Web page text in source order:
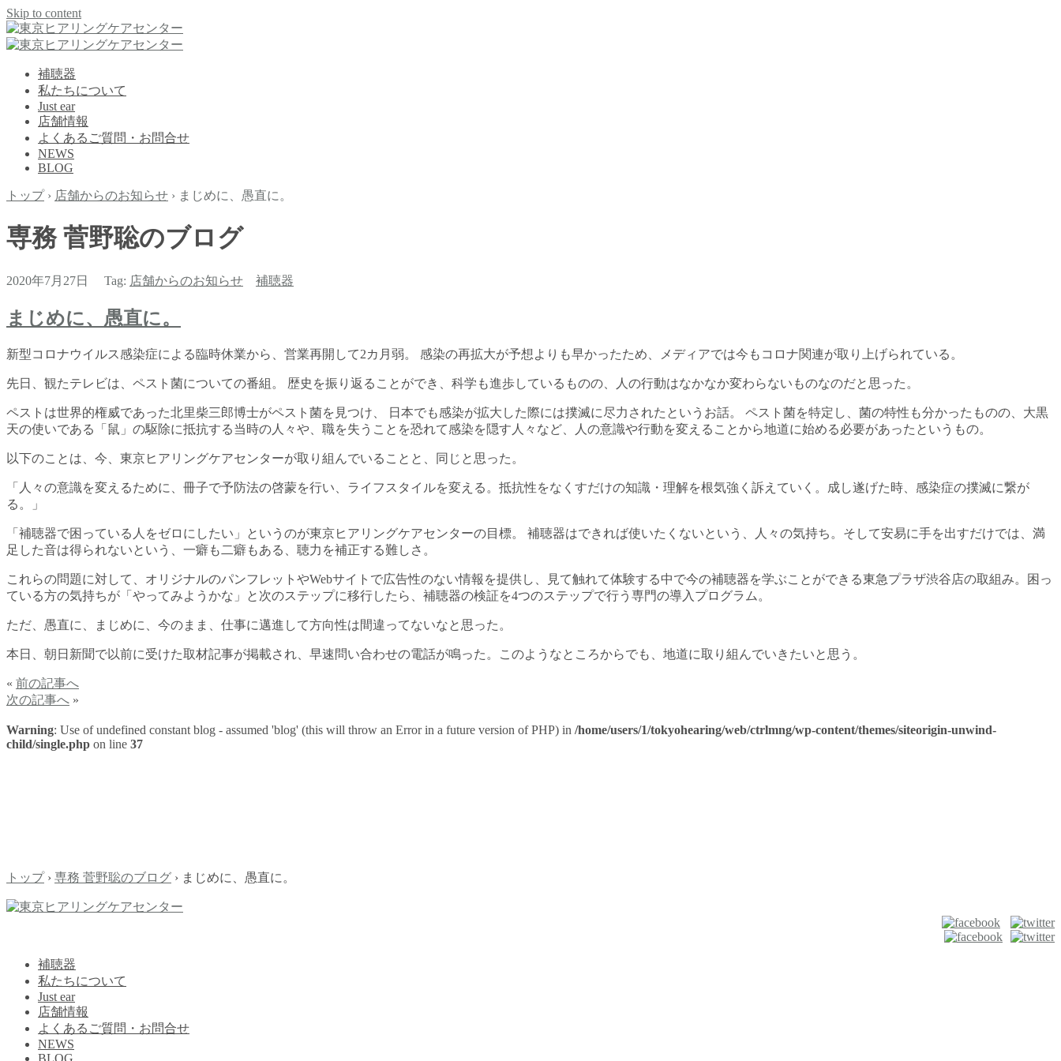
Skip to content
補聴器
私たちについて
Just ear
店舗情報
よくあるご質問・お問合せ
NEWS
BLOG
トップ› 店舗からのお知らせ › まじめに、愚直に。
専務 菅野聡のブログ
2020年7月27日 Tag: 店舗からのお知らせ 補聴器
まじめに、愚直に。
新型コロナウイルス感染症による臨時休業から、営業再開して2カ月弱。 感染の再拡大が予想よりも早かったため、メディアでは今もコロナ関連が取り上げられている。
先日、観たテレビは、ペスト菌についての番組。 歴史を振り返ることができ、科学も進歩しているものの、人の行動はなかなか変わらないものなのだと思った。
ペストは世界的権威であった北里柴三郎博士がペスト菌を見つけ、 日本でも感染が拡大した際には撲滅に尽力されたというお話。 ペスト菌を特定し、菌の特性も分かったものの、大黒
天の使いである「鼠」の駆除に抵抗する当時の人々や、職を失うことを恐れて感染を隠す人々など、人の意識や行動を変えることから地道に始める必要があったというもの。
以下のことは、今、東京ヒアリングケアセンターが取り組んでいることと、同じと思った。
「人々の意識を変えるために、冊子で予防法の啓蒙を行い、ライフスタイルを変える。抵抗性をなくすだけの知識・理解を根気強く訴えていく。成し遂げた時、感染症の撲滅に繋が
る。」
「補聴器で困っている人をゼロにしたい」というのが東京ヒアリングケアセンターの目標。 補聴器はできれば使いたくないという、人々の気持ち。そして安易に手を出すだけでは、満
足した音は得られないという、一癖も二癖もある、聴力を補正する難しさ。
これらの問題に対して、オリジナルのパンフレットやWebサイトで広告性のない情報を提供し、見て触れて体験する中で今の補聴器を学ぶことができる東急プラザ渋谷店の取組み。困っ
ている方の気持ちが「やってみようかな」と次のステップに移行したら、補聴器の検証を4つのステップで行う専門の導入プログラム。
ただ、愚直に、まじめに、今のまま、仕事に邁進して方向性は間違ってないなと思った。
本日、朝日新聞で以前に受けた取材記事が掲載され、早速問い合わせの電話が鳴った。このようなところからでも、地道に取り組んでいきたいと思う。
« 前の記事へ
次の記事へ »
Warning: Use of undefined constant blog - assumed 'blog' (this will throw an Error in a future version of PHP) in /home/users/1/tokyohearing/web/ctrlmng/wp-content/themes/siteorigin-unwind-
child/single.php on line 37
トップ› 専務 菅野聡のブログ › まじめに、愚直に。
補聴器
私たちについて
Just ear
店舗情報
よくあるご質問・お問合せ
NEWS
BLOG